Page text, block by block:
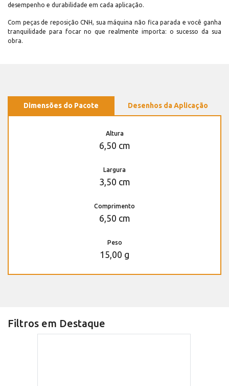
desempenho e durabilidade em cada aplicação.
Com peças de reposição CNH, sua máquina não fica parada e você ganha
tranquilidade para focar no que realmente importa: o sucesso da sua
obra.
Dimensões do Pacote Desenhos da Aplicação
Altura
6,50 cm
Largura
3,50 cm
Comprimento
6,50 cm
Peso
15,00 g
Filtros em Destaque